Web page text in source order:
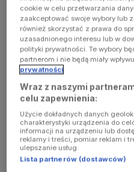
(see the
browser
console for
more
information)
cookie w celu przetwarzania
zaakceptować swoje wybory lub
również skorzystać z prawa do
uzasadnionego interesu lub w
polityki prywatności. Te wybory
partnerom i nie będą miały
prywatności
Wraz z naszymi
celu zapewnienia:
Użycie dokładnych danych
charakterystyki urządzenia do
informacji na urządzeniu lub
reklamy i treści, pomiar reklam i
ulepszanie usług.
Lista partnerów (dostawców)